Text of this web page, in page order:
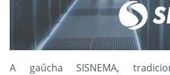
A gaúcha SISNEMA,